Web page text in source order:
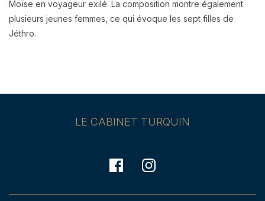
Moïse en voyageur exilé. La composition montre également
plusieurs jeunes femmes, ce qui évoque les sept filles de
Jéthro.
LE CABINET TURQUIN